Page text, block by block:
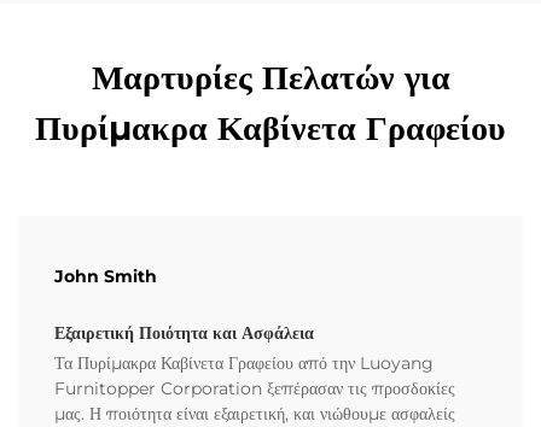
Μαρτυρίες Πελατών για
Πυρίμακρα Καβίνετα Γραφείου
John Smith
Εξαιρετική Ποιότητα και Ασφάλεια
Τα Πυρίμακρα Καβίνετα Γραφείου από την Luoyang
Furnitopper Corporation ξεπέρασαν τις προσδοκίες
μας. Η ποιότητα είναι εξαιρετική, και νιώθουμε ασφαλείς